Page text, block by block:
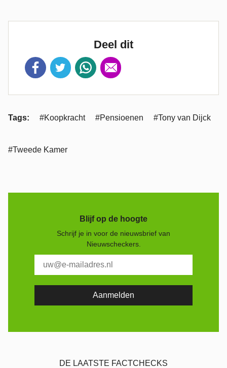
Deel dit
Tags: #Koopkracht #Pensioenen #Tony van Dijck
#Tweede Kamer
Blijf op de hoogte
Schrijf je in voor de nieuwsbrief van
Nieuwscheckers.
DE LAATSTE FACTCHECKS